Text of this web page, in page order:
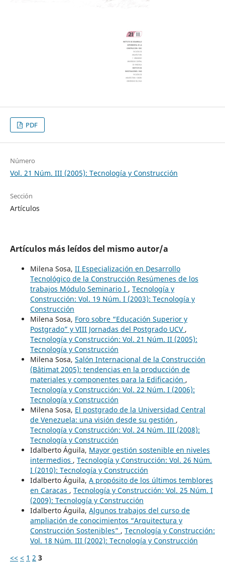
PDF
Número
Vol. 21 Núm. III (2005): Tecnología y Construcción
Sección
Artículos
Artículos más leídos del mismo autor/a
Milena Sosa, II Especialización en Desarrollo
Tecnológico de la Construcción Resúmenes de los
trabajos Módulo Seminario I , Tecnología y
Construcción: Vol. 19 Núm. I (2003): Tecnología y
Construcción
Milena Sosa, Foro sobre “Educación Superior y
Postgrado” y VIII Jornadas del Postgrado UCV ,
Tecnología y Construcción: Vol. 21 Núm. II (2005):
Tecnología y Construcción
Milena Sosa, Salón Internacional de la Construcción
(Bâtimat 2005): tendencias en la producción de
materiales y componentes para la Edificación ,
Tecnología y Construcción: Vol. 22 Núm. I (2006):
Tecnología y Construcción
Milena Sosa, El postgrado de la Universidad Central
de Venezuela: una visión desde su gestión ,
Tecnología y Construcción: Vol. 24 Núm. III (2008):
Tecnología y Construcción
Idalberto Águila, Mayor gestión sostenible en niveles
intermedios , Tecnología y Construcción: Vol. 26 Núm.
I (2010): Tecnología y Construcción
Idalberto Águila, A propósito de los últimos temblores
en Caracas , Tecnología y Construcción: Vol. 25 Núm. I
(2009): Tecnología y Construcción
Idalberto Águila, Algunos trabajos del curso de
ampliación de conocimientos “Arquitectura y
Construcción Sostenibles” , Tecnología y Construcción:
Vol. 18 Núm. III (2002): Tecnología y Construcción
<< < 1 2 3